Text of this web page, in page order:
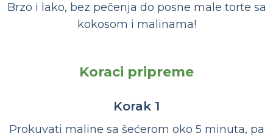
Brzo i lako, bez pečenja do posne male torte sa
kokosom i malinama!
Koraci pripreme
Korak 1
Prokuvati maline sa šećerom oko 5 minuta, pa